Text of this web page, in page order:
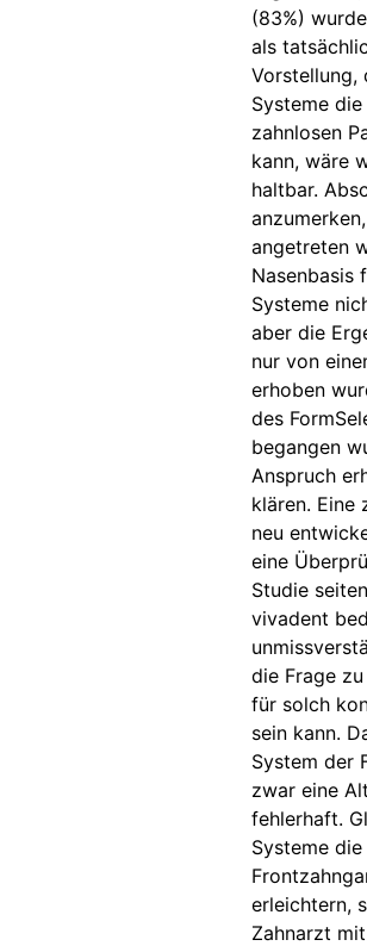
(83%)
als
Vorstellung,
Systeme
zahnlosen
kann, wäre
haltbar.
angetreten
Nasenbasis
Systeme
aber die
nur von
erhoben
des
begangen
Anspruch
klären. Eine
neu
eine
Studie
vivadent
die Frage
für solch
sein kann.
System der
zwar eine
fehlerhaft.
Systeme
erleichtern,
Zahnarzt